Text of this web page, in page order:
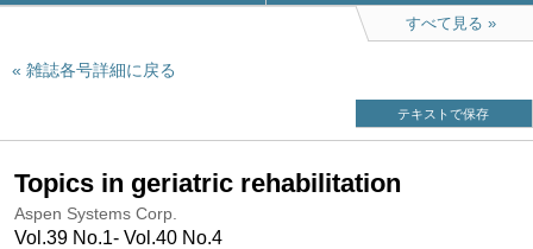
すべて見る
雑誌各号詳細に戻る
テキストで保存
Topics in geriatric rehabilitation
Aspen Systems Corp.
Vol.39 No.1- Vol.40 No.4